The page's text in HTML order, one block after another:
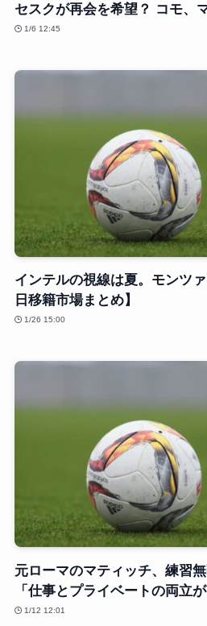
セスクが再会を希望？ コモ、
1/6 12:45
インテルの視線は夏。モンツ
日移籍市場まとめ】
1/26 15:00
元ローマのマティッチ、練習
「仕事とプライベートの両立
1/12 12:01